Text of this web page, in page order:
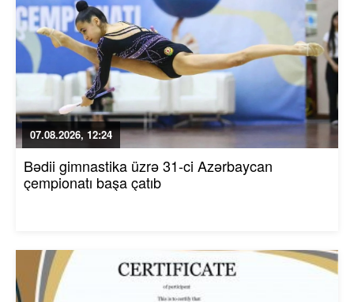
07.08.2026, 12:24
Bədii gimnastika üzrə 31-ci Azərbaycan
çempionatı başa çatıb